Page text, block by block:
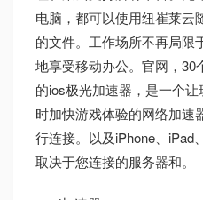
电脑，都可以使用纽崔莱云
的文件。工作场所不再局限
地享受移动办公。官网，30
的ios极光加速器，是一个
时加快游戏体验的网络加速
行连接。以及iPhone、iPad
取决于您连接的服务器和。